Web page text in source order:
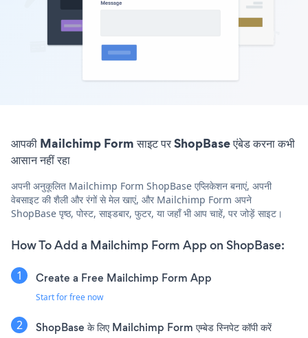
आपकी Mailchimp Form साइट पर ShopBase एंबेड करना कभी
आसान नहीं रहा
अपनी अनुकूलित Mailchimp Form ShopBase एप्लिकेशन बनाएं, अपनी
वेबसाइट की शैली और रंगों से मेल खाएं, और Mailchimp Form अपने
ShopBase पृष्ठ, पोस्ट, साइडबार, फुटर, या जहाँ भी आप चाहें, पर जोड़ें साइट।
How To Add a Mailchimp Form App on ShopBase:
Create a Free Mailchimp Form App
Start for free now
ShopBase के लिए Mailchimp Form एम्बेड स्निपेट कॉपी करें